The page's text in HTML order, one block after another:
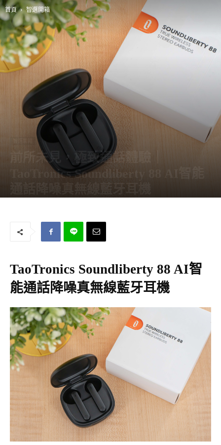
首頁 智選開箱
前所未見，極致通話體驗｜
TaoTronics Soundliberty 88 AI智能
通話降噪真無線藍牙耳機
TaoTronics Soundliberty 88 AI智
能通話降噪真無線藍牙耳機